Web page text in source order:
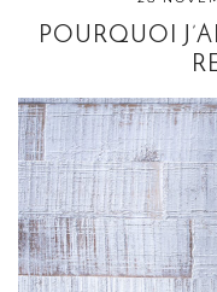
POURQUOI